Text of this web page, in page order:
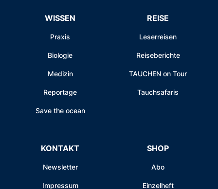
WISSEN
Praxis
Biologie
Medizin
Reportage
Save the ocean
REISE
Leserreisen
Reiseberichte
TAUCHEN on Tour
Tauchsafaris
KONTAKT
Newsletter
Impressum
SHOP
Abo
Einzelheft